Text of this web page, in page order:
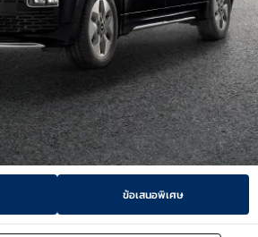
ข้อเสนอพิเศษ